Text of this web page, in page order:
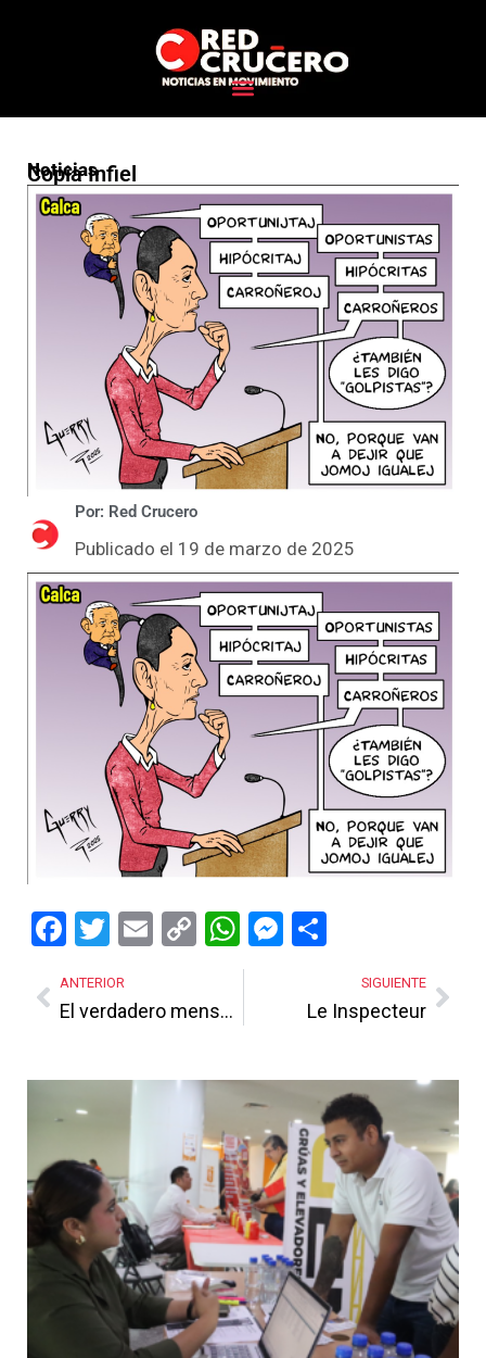
Noticias
Copia Infiel
Por: Red Crucero
Publicado el 19 de marzo de 2025
Facebook
Twitter
EmailCopy
Link
WhatsApp
Messenger
ANTERIOR
El verdadero mensaje
SIGUIENTE
Le Inspecteur